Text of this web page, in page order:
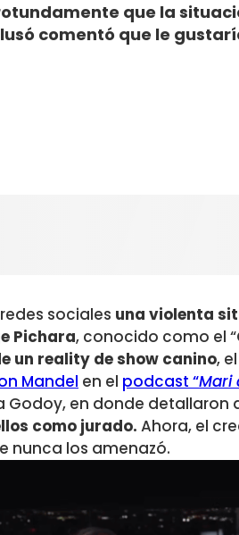
que la
comentó que le
sociales una violenta
Pichara, conocido como el
un reality de show canino,
Mandel en el podcast “Mari
Godoy, en donde detallaron
como jurado. Ahora, el
nunca los amenazó.